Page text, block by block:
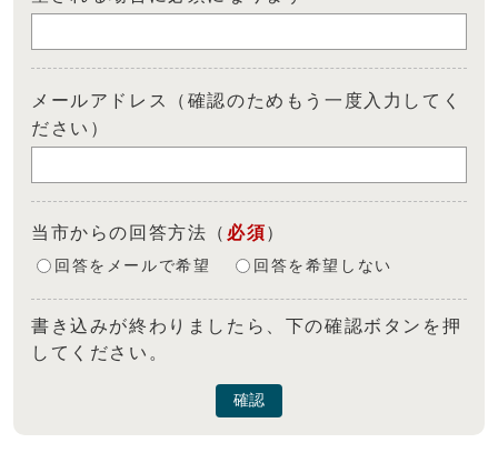
メールアドレス（確認のためもう一度入力してく
ださい）
当市からの回答方法 （ 必須）
回答をメールで希望 回答を希望しない
書き込みが終わりましたら、下の確認ボタンを押
してください。
確認